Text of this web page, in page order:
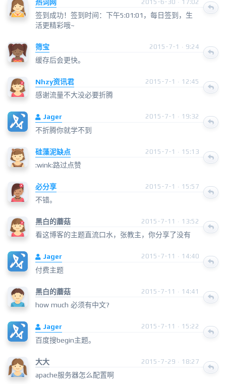
热词网 2015-6-30 · 17:02
签到成功！签到时间：下午5:01:01，每日签到，生
活更精彩哦~
筛宝 2015-7-1 · 9:24
缓存后会更快。
Nhzy资讯君 2015-7-1 · 12:45
感谢流量不大没必要折腾
Jager 2015-7-1 · 19:32
不折腾你就学不到
硅藻泥缺点 2015-7-1 · 15:13
:wink:路过点赞
必分享 2015-7-1 · 15:57
不错。
黑白的蘑菇 2015-7-11 · 13:52
看这博客的主题直流口水，张教主，你分享了没有
Jager 2015-7-11 · 14:40
付费主题
黑白的蘑菇 2015-7-11 · 14:41
how much 必须有中文?
Jager 2015-7-11 · 15:22
百度搜begin主题。
大大 2015-7-29 · 18:27
apache服务器怎么配置啊